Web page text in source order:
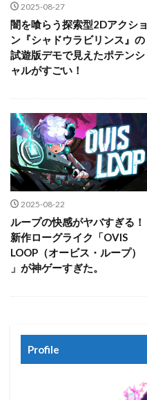
2025-08-27
闇を喰らう探索型2Dアクショ
ン『シャドウラビリンス』の
試遊版デモで見えたポテンシ
ャルがすごい！
2025-08-22
ループの快感がヤバすぎる！
新作ローグライク「OVIS
LOOP（オービス・ループ）
」が神ゲーすぎた。
Profile